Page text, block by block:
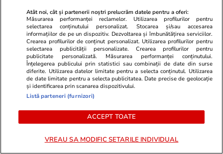
Wowbiz.ro
A fost făcută publică cauza morții
lui Gabi Mureșan! Cum au reușit
pompierii să găsească trupul
regretatului fotbalist
Redactia.ro
Simona
apariția
tenismenă
Politică 07:00
Atât noi, cât și partenerii noștri prelucrăm datele pentru a oferi:
Măsurarea performanței reclamelor. Utilizarea profilurilor pentru
selectarea conținutului personalizat. Stocarea și/sau accesarea
informațiilor de pe un dispozitiv. Dezvoltarea și îmbunătățirea serviciilor.
Crearea profilurilor de conținut personalizat. Utilizarea profilurilor pentru
selectarea publicității personalizate. Crearea profilurilor pentru
publicitate personalizată. Măsurarea performanței conținutului.
Înțelegerea publicului prin statistici sau combinații de date din surse
diferite. Utilizarea datelor limitate pentru a selecta conținutul. Utilizarea
de date limitate pentru a selecta publicitatea. Date precise de geolocație
și identificarea prin scanarea dispozitivului.
Listă parteneri (furnizori)
ACCEPT TOATE
VREAU SA MODIFIC SETARILE INDIVIDUAL